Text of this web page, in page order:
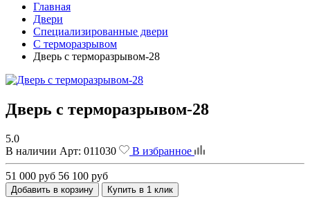
Главная
Двери
Специализированные двери
С терморазрывом
Дверь с терморазрывом-28
Дверь с терморазрывом-28
5.0
В наличии Арт: 011030 В избранное
51 000 руб 56 100 руб
Добавить в корзину Купить в 1 клик